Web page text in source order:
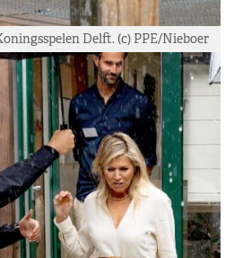
Delft. (c) PPE/Nieboer